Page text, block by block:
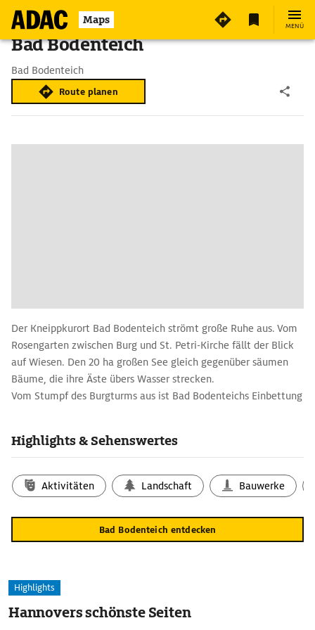
Maps MENÜ
Bad Bodenteich
Bad Bodenteich
Route planen
Der Kneippkurort Bad Bodenteich strömt große Ruhe aus. Vom
Rosengarten zwischen Burg und St. Petri-Kirche fällt der Blick
auf Wiesen. Den 20 ha großen See gleich gegenüber säumen
Bäume, die ihre Äste übers Wasser strecken.
Vom Stumpf des Burgturms aus ist Bad Bodenteichs Einbettung
erklärt.
Rundwanderweg.
Highlights & Sehenswertes
Aktivitäten Landschaft Bauwerke
Bad Bodenteich entdecken
Highlights
Hannovers schönste Seiten